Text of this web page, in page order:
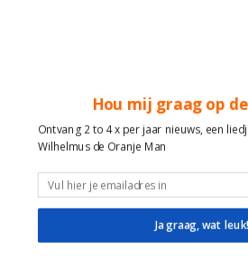
Hou mij graag op
Ontvang 2 to 4 x per jaar nieuws, een
Wilhelmus de Oranje Man
Ja graag, wat leuk!